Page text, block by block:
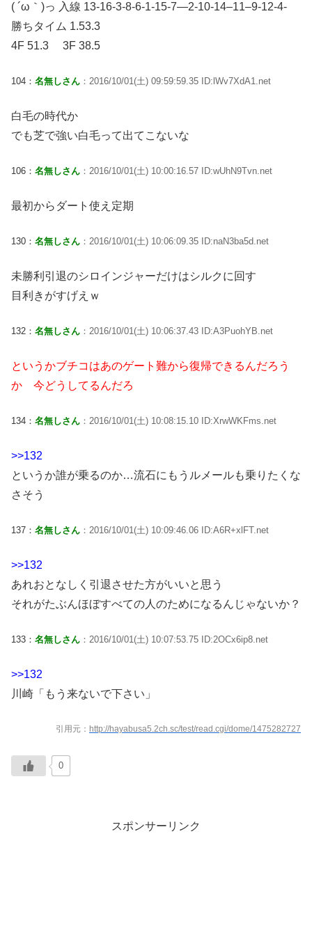
( ´ω｀)っ 入線 13-16-3-8-6-1-15-7—2-10-14–11–9-12-4-
勝ちタイム 1.53.3
4F 51.3 3F 38.5
104： 名無しさん ：2016/10/01(土) 09:59:59.35 ID:lWv7XdA1.net
白毛の時代か
でも芝で強い白毛って出てこないな
106： 名無しさん ：2016/10/01(土) 10:00:16.57 ID:wUhN9Tvn.net
最初からダート使え定期
130： 名無しさん ：2016/10/01(土) 10:06:09.35 ID:naN3ba5d.net
未勝利引退のシロインジャーだけはシルクに回す
目利きがすげえｗ
132： 名無しさん ：2016/10/01(土) 10:06:37.43 ID:A3PuohYB.net
というかブチコはあのゲート難から復帰できるんだろう
か 今どうしてるんだろ
134： 名無しさん ：2016/10/01(土) 10:08:15.10 ID:XrwWKFms.net
>>132
というか誰が乗るのか…流石にもうルメールも乗りたくな
さそう
137： 名無しさん ：2016/10/01(土) 10:09:46.06 ID:A6R+xlFT.net
>>132
あれおとなしく引退させた方がいいと思う
それがたぶんほぼすべての人のためになるんじゃないか？
133： 名無しさん ：2016/10/01(土) 10:07:53.75 ID:2OCx6ip8.net
>>132
川崎「もう来ないで下さい」
引用元： http://hayabusa5.2ch.sc/test/read.cgi/dome/1475282727
0
スポンサーリンク